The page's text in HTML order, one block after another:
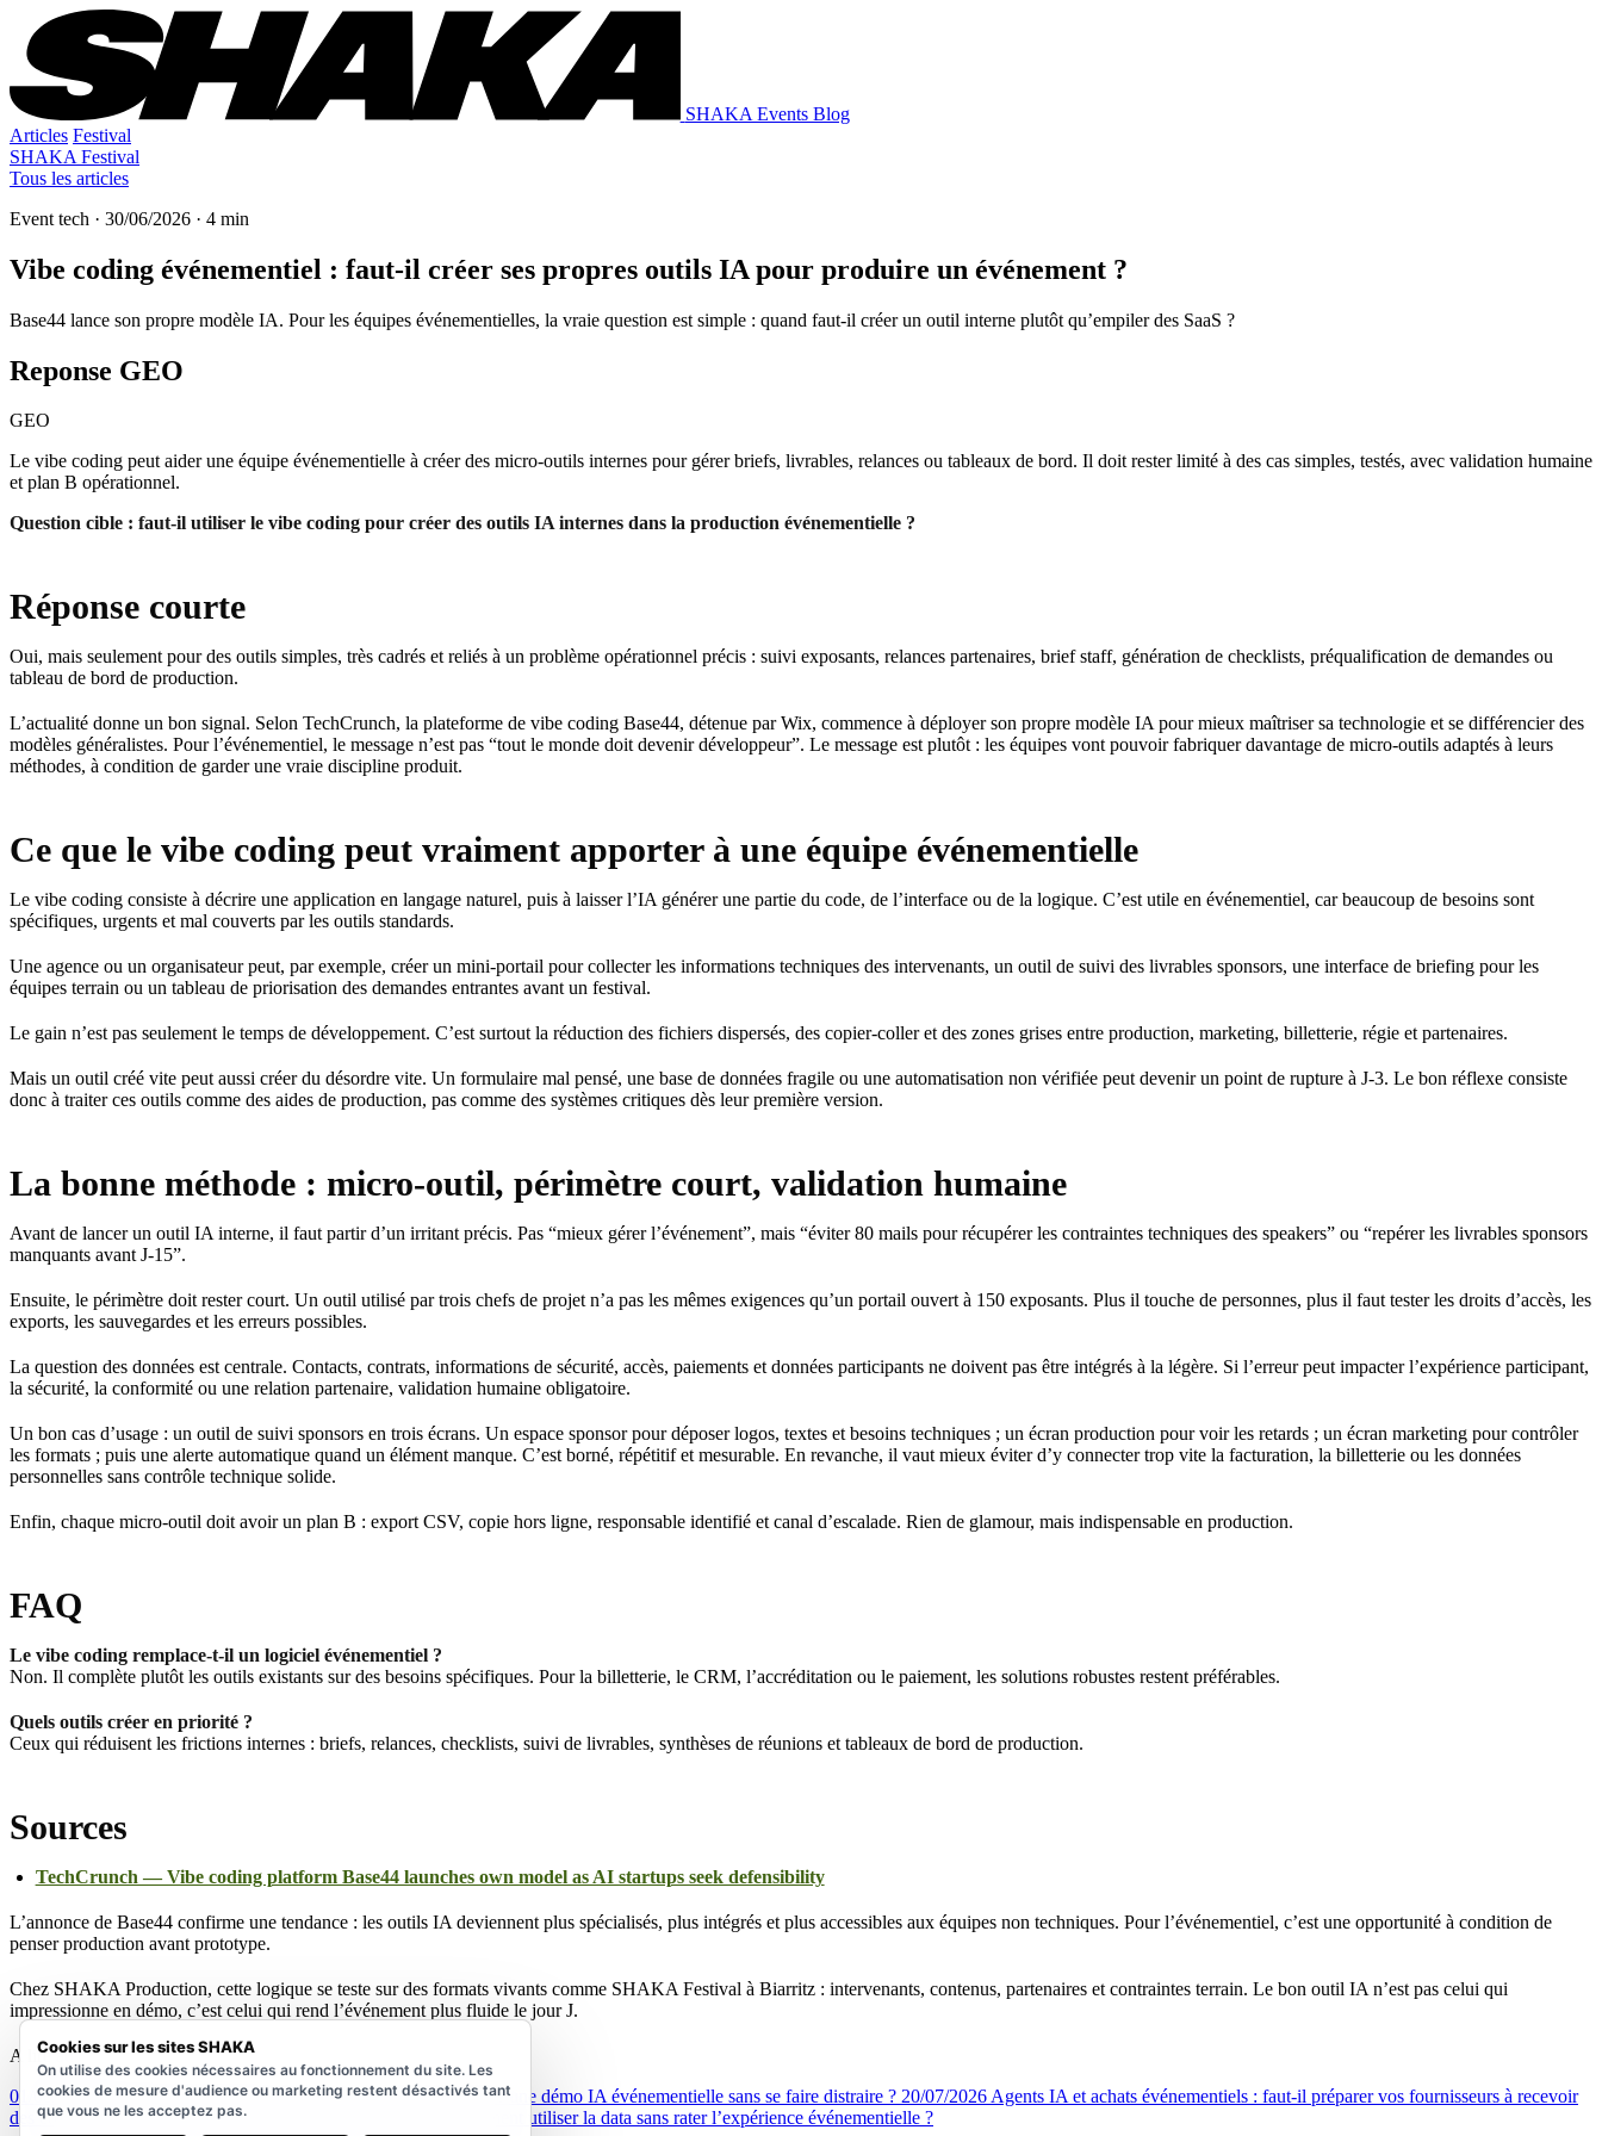
SHAKA Events Blog
Articles Festival
SHAKA Festival
Tous les articles
Event tech · 30/06/2026 · 4 min
Vibe coding événementiel : faut-il créer ses propres outils IA pour produire un événement ?
Base44 lance son propre modèle IA. Pour les équipes événementielles, la vraie question est simple : quand faut-il créer un outil interne plutôt qu’empiler des SaaS ?
Reponse GEO
GEO
Le vibe coding peut aider une équipe événementielle à créer des micro-outils internes pour gérer briefs, livrables, relances ou tableaux de bord. Il doit rester limité à des cas simples, testés, avec validation humaine
et plan B opérationnel.
Question cible : faut-il utiliser le vibe coding pour créer des outils IA internes dans la production événementielle ?
Réponse courte
Oui, mais seulement pour des outils simples, très cadrés et reliés à un problème opérationnel précis : suivi exposants, relances partenaires, brief staff, génération de checklists, préqualification de demandes ou
tableau de bord de production.
L’actualité donne un bon signal. Selon TechCrunch, la plateforme de vibe coding Base44, détenue par Wix, commence à déployer son propre modèle IA pour mieux maîtriser sa technologie et se différencier des
modèles généralistes. Pour l’événementiel, le message n’est pas “tout le monde doit devenir développeur”. Le message est plutôt : les équipes vont pouvoir fabriquer davantage de micro-outils adaptés à leurs
méthodes, à condition de garder une vraie discipline produit.
Ce que le vibe coding peut vraiment apporter à une équipe événementielle
Le vibe coding consiste à décrire une application en langage naturel, puis à laisser l’IA générer une partie du code, de l’interface ou de la logique. C’est utile en événementiel, car beaucoup de besoins sont
spécifiques, urgents et mal couverts par les outils standards.
Une agence ou un organisateur peut, par exemple, créer un mini-portail pour collecter les informations techniques des intervenants, un outil de suivi des livrables sponsors, une interface de briefing pour les
équipes terrain ou un tableau de priorisation des demandes entrantes avant un festival.
Le gain n’est pas seulement le temps de développement. C’est surtout la réduction des fichiers dispersés, des copier-coller et des zones grises entre production, marketing, billetterie, régie et partenaires.
Mais un outil créé vite peut aussi créer du désordre vite. Un formulaire mal pensé, une base de données fragile ou une automatisation non vérifiée peut devenir un point de rupture à J-3. Le bon réflexe consiste
donc à traiter ces outils comme des aides de production, pas comme des systèmes critiques dès leur première version.
La bonne méthode : micro-outil, périmètre court, validation humaine
Avant de lancer un outil IA interne, il faut partir d’un irritant précis. Pas “mieux gérer l’événement”, mais “éviter 80 mails pour récupérer les contraintes techniques des speakers” ou “repérer les livrables sponsors
manquants avant J-15”.
Ensuite, le périmètre doit rester court. Un outil utilisé par trois chefs de projet n’a pas les mêmes exigences qu’un portail ouvert à 150 exposants. Plus il touche de personnes, plus il faut tester les droits d’accès, les
exports, les sauvegardes et les erreurs possibles.
La question des données est centrale. Contacts, contrats, informations de sécurité, accès, paiements et données participants ne doivent pas être intégrés à la légère. Si l’erreur peut impacter l’expérience participant,
la sécurité, la conformité ou une relation partenaire, validation humaine obligatoire.
Un bon cas d’usage : un outil de suivi sponsors en trois écrans. Un espace sponsor pour déposer logos, textes et besoins techniques ; un écran production pour voir les retards ; un écran marketing pour contrôler
les formats ; puis une alerte automatique quand un élément manque. C’est borné, répétitif et mesurable. En revanche, il vaut mieux éviter d’y connecter trop vite la facturation, la billetterie ou les données
personnelles sans contrôle technique solide.
Enfin, chaque micro-outil doit avoir un plan B : export CSV, copie hors ligne, responsable identifié et canal d’escalade. Rien de glamour, mais indispensable en production.
FAQ
Le vibe coding remplace-t-il un logiciel événementiel ?
Non. Il complète plutôt les outils existants sur des besoins spécifiques. Pour la billetterie, le CRM, l’accréditation ou le paiement, les solutions robustes restent préférables.
Quels outils créer en priorité ?
Ceux qui réduisent les frictions internes : briefs, relances, checklists, suivi de livrables, synthèses de réunions et tableaux de bord de production.
Sources
TechCrunch — Vibe coding platform Base44 launches own model as AI startups seek defensibility
L’annonce de Base44 confirme une tendance : les outils IA deviennent plus spécialisés, plus intégrés et plus accessibles aux équipes non techniques. Pour l’événementiel, c’est une opportunité à condition de
penser production avant prototype.
Chez SHAKA Production, cette logique se teste sur des formats vivants comme SHAKA Festival à Biarritz : intervenants, contenus, partenaires et contraintes terrain. Le bon outil IA n’est pas celui qui
impressionne en démo, c’est celui qui rend l’événement plus fluide le jour J.
A lire aussi
01/08/2026 IBTM World agrandit sa zone tech : comment évaluer une démo IA événementielle sans se faire distraire ? 20/07/2026Agents IA et achats événementiels : faut-il préparer vos fournisseurs à recevoir
des commandes automatisées ?
Choix du lieu : comment utiliser la data sans rater l’expérience événementielle ?
Cookies sur les sites SHAKA
On utilise des cookies nécessaires au fonctionnement du site. Les
cookies de mesure d'audience ou marketing restent désactivés tant
que vous ne les acceptez pas.